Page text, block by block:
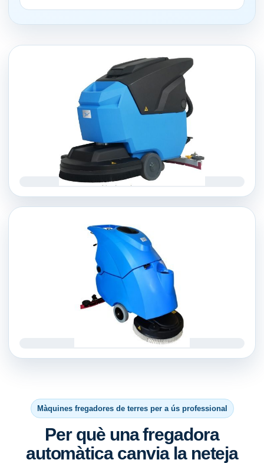
Màquines fregadores de terres per a ús professional
Per què una fregadora
automàtica canvia la neteja